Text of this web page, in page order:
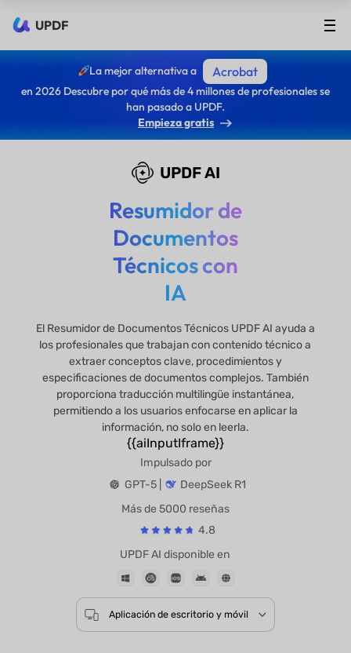
UPDF
La mejor alternativa a Acrobat
en 2026 Descubre por qué más de 4 millones de profesionales se
han pasado a UPDF.
Empieza gratis
UPDF AI
Resumidor de
Documentos
Técnicos con
IA
El Resumidor de Documentos Técnicos UPDF AI ayuda a
los profesionales que trabajan con contenido técnico a
extraer conceptos clave, procedimientos y
especificaciones de documentos complejos. También
proporciona traducción multilingüe instantánea,
permitiendo a los usuarios enfocarse en aplicar la
información, no solo en leerla.
{{aiInputIframe}}
Impulsado por
GPT-5 |
DeepSeek R1
Más de 5000 reseñas
4.8
UPDF AI disponible en